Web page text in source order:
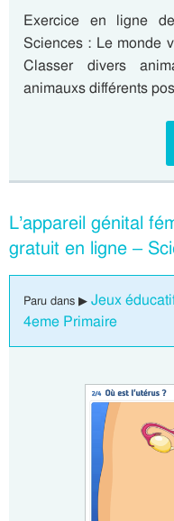
Exercice en ligne
Sciences : Le monde
Classer divers
animauxs différents
L’appareil génital
gratuit en ligne –
Paru dans ▶ Jeux
4eme Primaire